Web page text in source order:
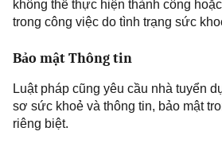
không thể thực hiện thành công
trong công việc do tình trạng sức
Bảo mật Thông tin
Luậtpháp cũng yêu cầu nhà tuyển
sơ sức khoẻ và thông tin, bảo mật
riêng biệt.